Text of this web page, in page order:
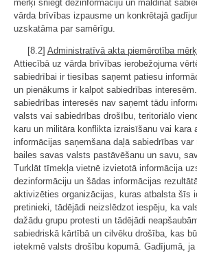
mērķi sniegt dezinformāciju un maldināt
vārda brīvības izpausme un konkrētajā
uzskatāma par samērīgu.
[8.2] Administratīvā akta piemērotība
Attiecībā uz vārda brīvības ierobežojuma
sabiedrībai ir tiesības saņemt patiesu
un pienākums ir kalpot sabiedrības
sabiedrības interesēs nav saņemt tādu
valsts vai sabiedrības drošību, teritoriālo
karu un militāra konflikta izraisīšanu vai kara
informācijas saņemšana daļā sabiedrības
bailes savas valsts pastāvēšanu un savu,
Turklāt tīmekļa vietnē izvietotā informācija
dezinformāciju un šādas informācijas
aktivizēties organizācijas, kuras atbalsta šīs
pretinieki, tādējādi neizslēdzot iespēju, ka
dažādu grupu protesti un tādējādi
sabiedriskā kārtībā un cilvēku drošība, kas
ietekmē valsts drošību kopumā. Gadījumā,